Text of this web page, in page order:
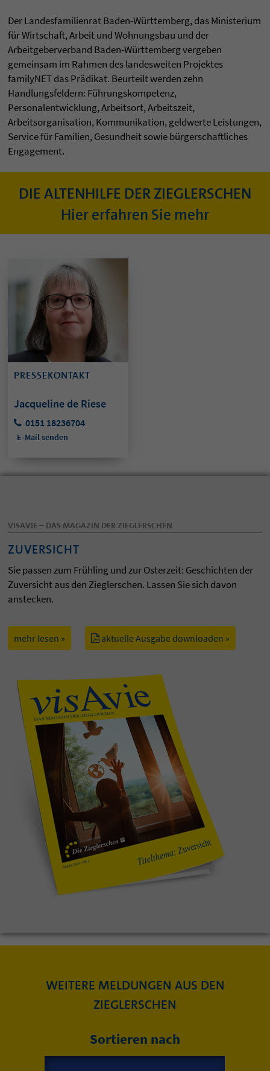
Der Landesfamilienrat Baden-Württemberg, das Ministerium
für Wirtschaft, Arbeit und Wohnungsbau und der
Arbeitgeberverband Baden-Württemberg vergeben
gemeinsam im Rahmen des landesweiten Projektes
familyNET das Prädikat. Beurteilt werden zehn
Handlungsfeldern: Führungskompetenz,
Personalentwicklung, Arbeitsort, Arbeitszeit,
Arbeitsorganisation, Kommunikation, geldwerte Leistungen,
Service für Familien, Gesundheit sowie bürgerschaftliches
Engagement.
DIE ALTENHILFE DER ZIEGLERSCHEN
Hier erfahren Sie mehr
PRESSEKONTAKT
Jacqueline de Riese
0151 18236704
E-Mail senden
VISAVIE – DAS MAGAZIN DER ZIEGLERSCHEN
ZUVERSICHT
Sie passen zum Frühling und zur Osterzeit: Geschichten der
Zuversicht aus den Zieglerschen. Lassen Sie sich davon
anstecken.
mehr lesen » aktuelle Ausgabe downloaden »
WEITERE MELDUNGEN AUS DEN
ZIEGLERSCHEN
Sortieren nach